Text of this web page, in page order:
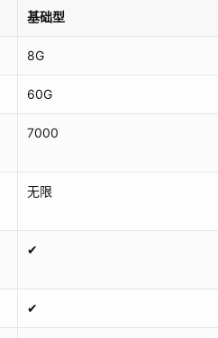
基础型
8G
60G
7000
无限
✔
✔